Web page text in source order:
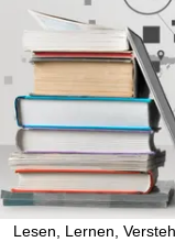
Lesen, Lernen,